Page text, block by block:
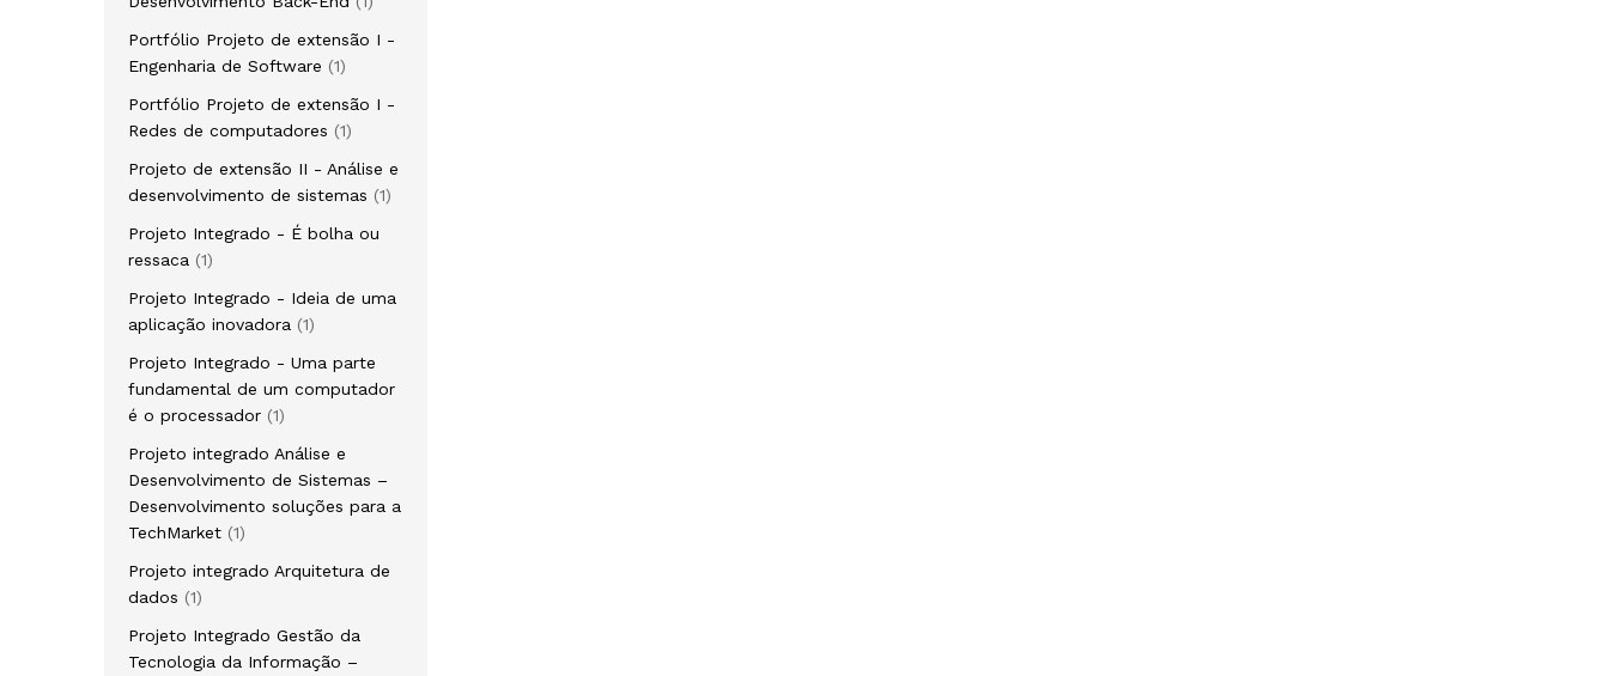
Portfólio Projeto de extensão I -
Engenharia de Software
11
Portfólio Projeto de extensão I -
Redes de computadores
11
Projeto de extensão II - Análise e
desenvolvimento de sistemas
11
Projeto Integrado - É bolha ou
ressaca
11
Projeto Integrado - Ideia de uma
aplicação inovadora
11
Projeto Integrado - Uma parte
fundamental de um computador
é o processador
11
Projeto integrado Análise e
Desenvolvimento de Sistemas –
Desenvolvimento soluções para a
TechMarket
11
Projeto integrado Arquitetura de
dados
11
Projeto Integrado Gestão da
Tecnologia da Informação –